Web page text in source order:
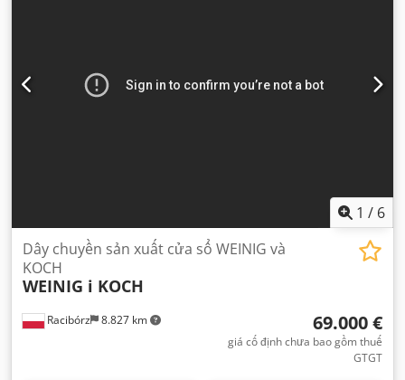
1 / 6
Racibórz 8.827 km
Dây chuyền sản xuất cửa sổ WEINIG và
KOCH
WEINIG i KOCH
69.000 €
giá cố định chưa bao gồm thuế
GTGT